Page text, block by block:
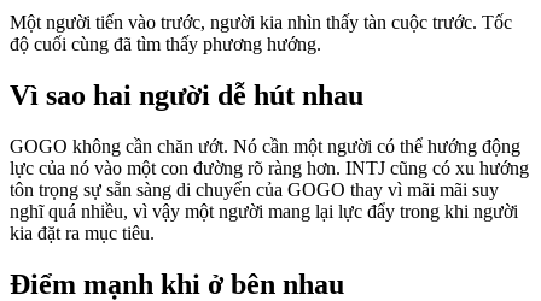
Một người tiến vào trước, người kia nhìn thấy tàn cuộc trước. Tốc
độ cuối cùng đã tìm thấy phương hướng.
Vì sao hai người dễ hút nhau
GOGO không cần chăn ướt. Nó cần một người có thể hướng động
lực của nó vào một con đường rõ ràng hơn. INTJ cũng có xu hướng
tôn trọng sự sẵn sàng di chuyển của GOGO thay vì mãi mãi suy
nghĩ quá nhiều, vì vậy một người mang lại lực đẩy trong khi người
kia đặt ra mục tiêu.
Điểm mạnh khi ở bên nhau